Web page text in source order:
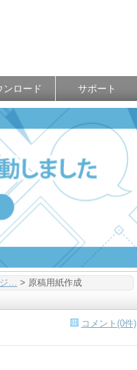
ンロード サポート
… > 原稿用紙作成
コメント(0件)